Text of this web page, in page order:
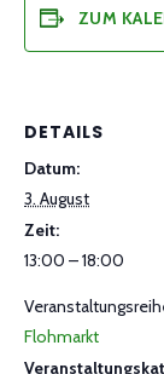
ZUM
DETAILS
Datum:
3. August
Zeit:
13:00 – 18:00
Flohmarkt